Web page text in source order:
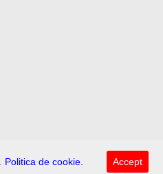
Politica de cookie. Accept